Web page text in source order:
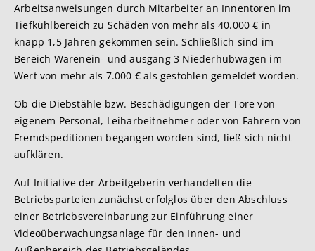
Arbeitsanweisungen durch Mitarbeiter an Innentoren im
Tiefkühlbereich zu Schäden von mehr als 40.000 € in
knapp 1,5 Jahren gekommen sein. Schließlich sind im
Bereich Warenein- und ausgang 3 Niederhubwagen im
Wert von mehr als 7.000 € als gestohlen gemeldet worden.
Ob die Diebstähle bzw. Beschädigungen der Tore von
eigenem Personal, Leiharbeitnehmer oder von Fahrern von
Fremdspeditionen begangen worden sind, ließ sich nicht
aufklären.
Auf Initiative der Arbeitgeberin verhandelten die
Betriebsparteien zunächst erfolglos über den Abschluss
einer Betriebsvereinbarung zur Einführung einer
Videoüberwachungsanlage für den Innen- und